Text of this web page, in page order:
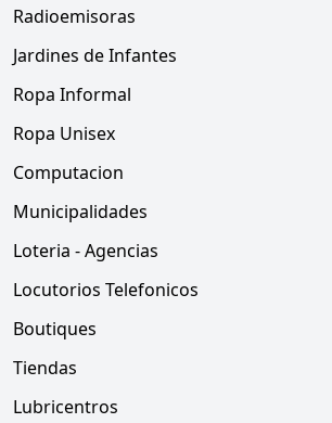
Radioemisoras
Jardines de Infantes
Ropa Informal
Ropa Unisex
Computacion
Municipalidades
Loteria - Agencias
Locutorios Telefonicos
Boutiques
Tiendas
Lubricentros